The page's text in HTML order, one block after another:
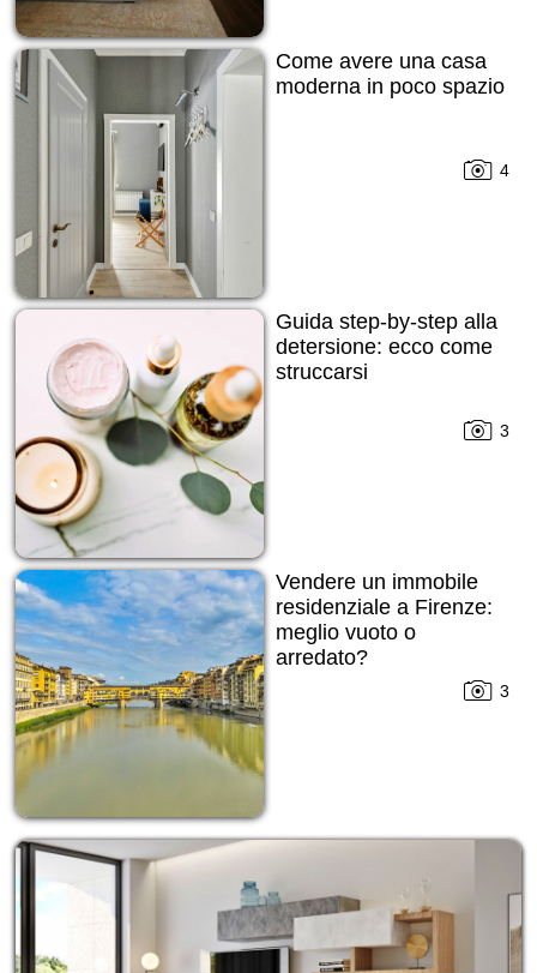
Come avere una casa
moderna in poco spazio
4
Guida step-by-step alla
detersione: ecco come
struccarsi
3
Vendere un immobile
residenziale a Firenze:
meglio vuoto o
arredato?
3